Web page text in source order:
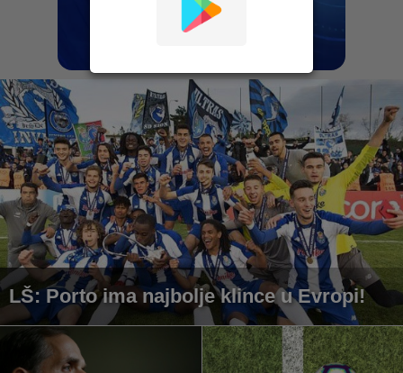
LŠ: Porto ima najbolje klince u Evropi!